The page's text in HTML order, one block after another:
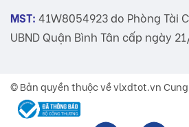
MST: 41W8054923 do Phòng Tài
UBND Quận Bình Tân cấp ngày
© Bản quyền thuộc vềvlxdtot.vn